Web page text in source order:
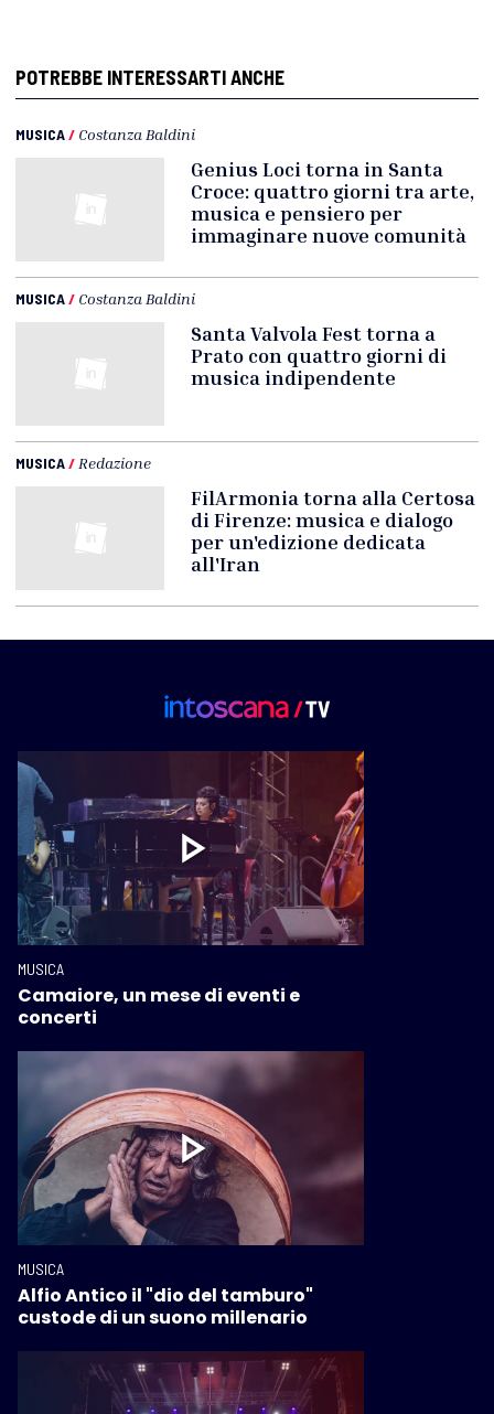
POTREBBE INTERESSARTI ANCHE
MUSICA/ Costanza Baldini
Genius Loci torna in Santa
Croce: quattro giorni tra arte,
musica e pensiero per
immaginare nuove comunità
MUSICA/ Costanza Baldini
Santa Valvola Fest torna a
Prato con quattro giorni di
musica indipendente
MUSICA/ Redazione
FilArmonia torna alla Certosa
di Firenze: musica e dialogo
per un'edizione dedicata
all'Iran
MUSICA
Camaiore, un mese di eventi e
concerti
MUSICA
Alfio Antico il "dio del tamburo"
custode di un suono millenario